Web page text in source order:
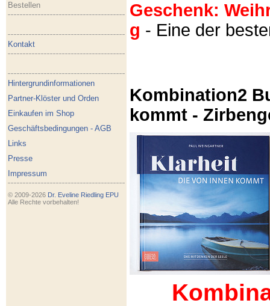
Bestellen
Kontakt
Hintergrundinformationen
Partner-Klöster und Orden
Einkaufen im Shop
Geschäftsbedingungen - AGB
Links
Presse
Impressum
© 2009-2026 Dr. Eveline Riedling EPU
Alle Rechte vorbehalten!
Geschenk:
g - Eine der
Kombination2
kommt -